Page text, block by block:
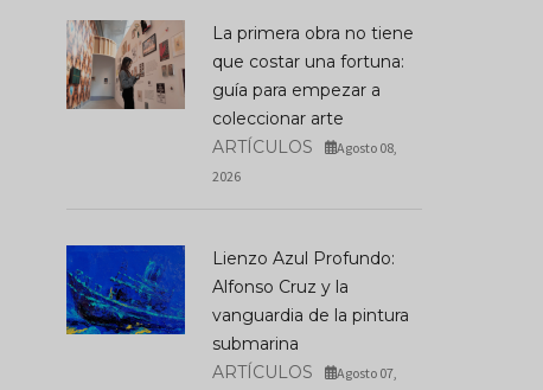
La primera obra no tiene
que costar una fortuna:
guía para empezar a
coleccionar arte
ARTÍCULOS
Agosto 08,
2026
Lienzo Azul Profundo:
Alfonso Cruz y la
vanguardia de la pintura
submarina
ARTÍCULOS
Agosto 07,